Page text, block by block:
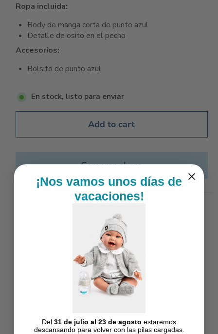
Ropa incluida:
Body de manga corta de punto azul
Detalle de osito en el pecho
Accesorios:
Bolsito de punto azul
En stock, listo para enviar
Add to cart
Comprar ahora
Pago seguro
Fabricado en
España
Product Details
¡Nos vamos unos días de
vacaciones!
Del 31 de julio al 23 de agosto estaremos
descansando para volver con las pilas cargadas.